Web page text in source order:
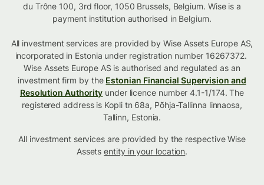
du Trône 100, 3rd floor, 1050 Brussels, Belgium. Wise is a
payment institution authorised in Belgium.
All investment services are provided by Wise Assets Europe AS,
incorporated in Estonia under registration number 16267372.
Wise Assets Europe AS is authorised and regulated as an
investment firm by the Estonian Financial Supervision and
Resolution Authority under licence number 4.1-1/174. The
registered address is Kopli tn 68a, Põhja-Tallinna linnaosa,
Tallinn, Estonia.
All investment services are provided by the respective Wise
Assetsentity in your location.